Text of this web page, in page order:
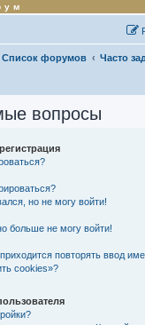
Список форумов
Часто
вопросы
но не могу войти!
больше не могу войти!
повторять ввод
cookies»?